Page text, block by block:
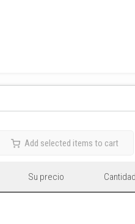
Add selected items to cart
Su precio Cantidad